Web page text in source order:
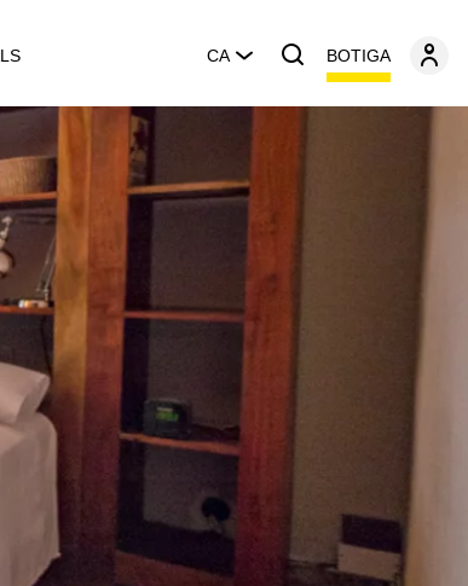
CA BOTIGA